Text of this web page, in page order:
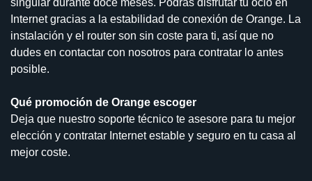
singular durante doce meses. Podrás disfrutar tu ocio en
Internet gracias a la estabilidad de conexión de Orange. La
instalación y el router son sin coste para ti, así que no
dudes en contactar con nosotros para contratar lo antes
posible.
Qué promoción de Orange escoger
Deja que nuestro soporte técnico te asesore para tu mejor
elección y contratar Internet estable y seguro en tu casa al
mejor coste.